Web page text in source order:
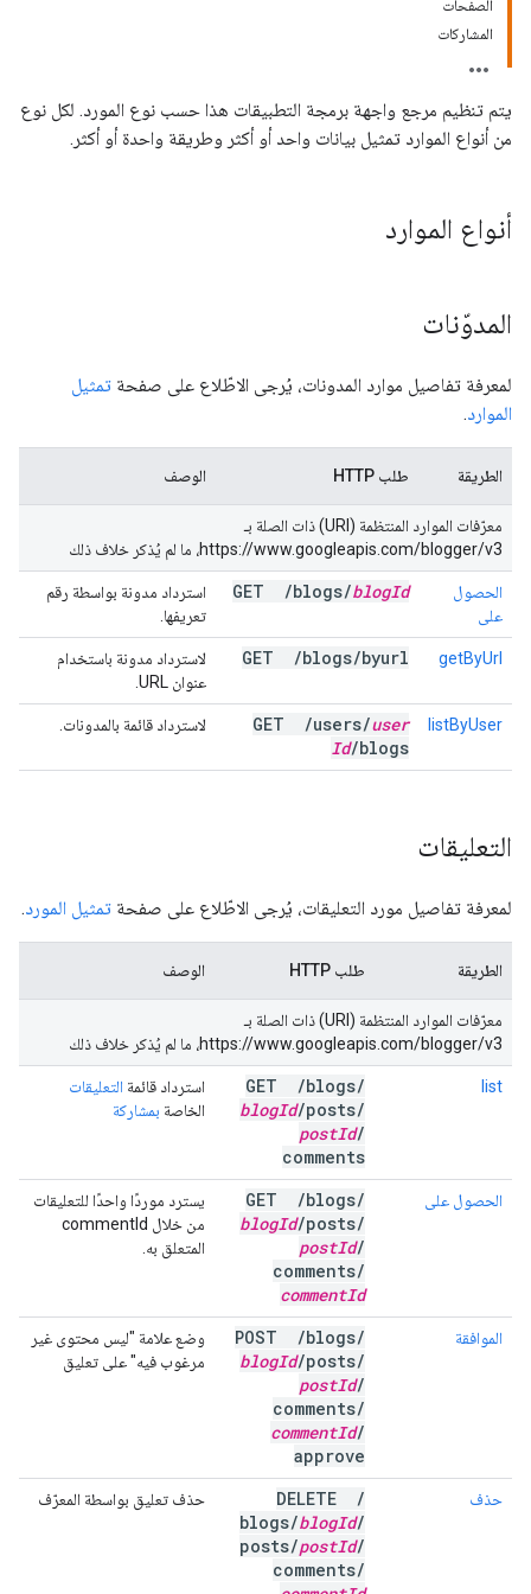
الصفحات
المشاركات
يتم تنظيم مرجع واجهة برمجة التطبيقات هذا حسب نوع المورد. لكل نوع
من أنواع الموارد تمثيل بيانات واحد أو أكثر وطريقة واحدة أو أكثر.
أنواع الموارد
المدوّنات
لمعرفة تفاصيل موارد المدونات، يُرجى الاطّلاع على صفحة تمثيل
الموارد.
الطريقة طلب HTTP الوصف
معرّفات الموارد المنتظمة (URI) ذات الصلة بـ
https://www.googleapis.com/blogger/v3، ما لم يُذكر خلاف ذلك
الحصول
على
GET /blogs/blogId
استرداد مدونة بواسطة رقم
تعريفها.
getByUrl
GET /blogs/byurl
لاسترداد مدونة باستخدام
عنوان URL.
listByUser
GET /users/user
Id/blogs
لاسترداد قائمة بالمدونات.
التعليقات
لمعرفة تفاصيل مورد التعليقات، يُرجى الاطّلاع على صفحة تمثيل المورد.
الطريقة طلب HTTP الوصف
معرّفات الموارد المنتظمة (URI) ذات الصلة بـ
https://www.googleapis.com/blogger/v3، ما لم يُذكر خلاف ذلك
list
GET /blogs/
blogId/posts/
postId/
comments
استرداد قائمة التعليقات
الخاصة بمشاركة
الحصول على GET /blogs/
blogId/posts/
postId/
comments/
commentId
يسترد موردًا واحدًا للتعليقات
من خلال commentId
المتعلق به.
الموافقة POST /blogs/
blogId/posts/
postId/
comments/
commentId/
approve
وضع علامة "ليس محتوى غير
مرغوب فيه" على تعليق
حذف DELETE
/
blogs/blogId/
posts/postId/
comments/
حذف تعليق بواسطة المعرّف